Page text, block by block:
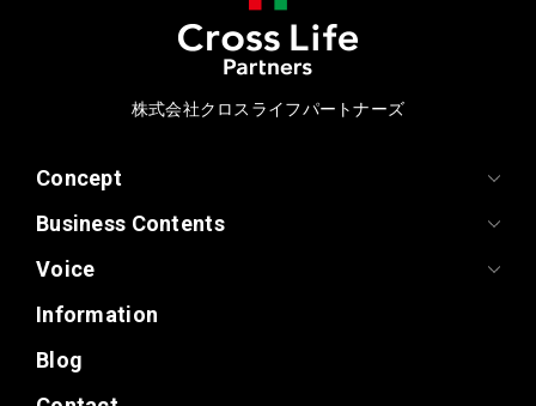
株式会社クロスライフパートナーズ
Concept
Business Contents
Voice
Information
Blog